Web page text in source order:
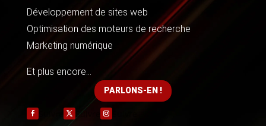
Développement de sites web
Optimisation des moteurs de recherche
Marketing numérique
Et plus encore...
PARLONS-EN !